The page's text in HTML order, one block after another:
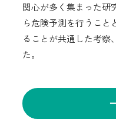
関心が多く集まった研
ら危険予測を行うこと
ることが共通した考察
た。